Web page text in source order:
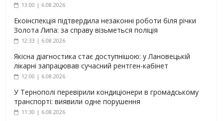
13:00 | 6.08.2026
Екоінспекція підтвердила незаконні роботи біля річки
Золота Липа: за справу візьметься поліція
12:33 | 6.08.2026
Якісна діагностика стає доступнішою: у Лановецькій
лікарні запрацював сучасний рентген-кабінет
12:00 | 6.08.2026
У Тернополі перевірили кондиціонери в громадському
транспорті: виявили одне порушення
11:30 | 6.08.2026